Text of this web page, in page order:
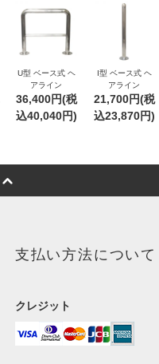
U型 ベース式 ヘ
アライン
36,400円(税
込40,040円)
I型 ベース式 ヘ
アライン
21,700円(税
込23,870円)
支払い方法について
クレジット